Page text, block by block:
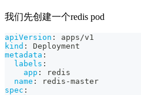
我们先创建一个redis pod
apiVersion :
apps/v1
kind :
Deployment
metadata :
labels :
app :
redis
name : redis -master
spec :